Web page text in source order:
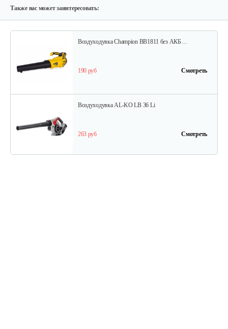
Также вас может заинтересовать:
Воздуходувка Champion BB1811 без АКБ…
190 руб Смотреть
Воздуходувка AL-KO LB 36 Li
263 руб Смотреть